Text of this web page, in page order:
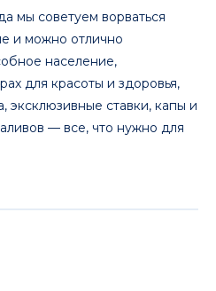
мы советуем ворваться
и можно отлично
население,
для красоты и здоровья,
ставки, капы и
— все, что нужно для